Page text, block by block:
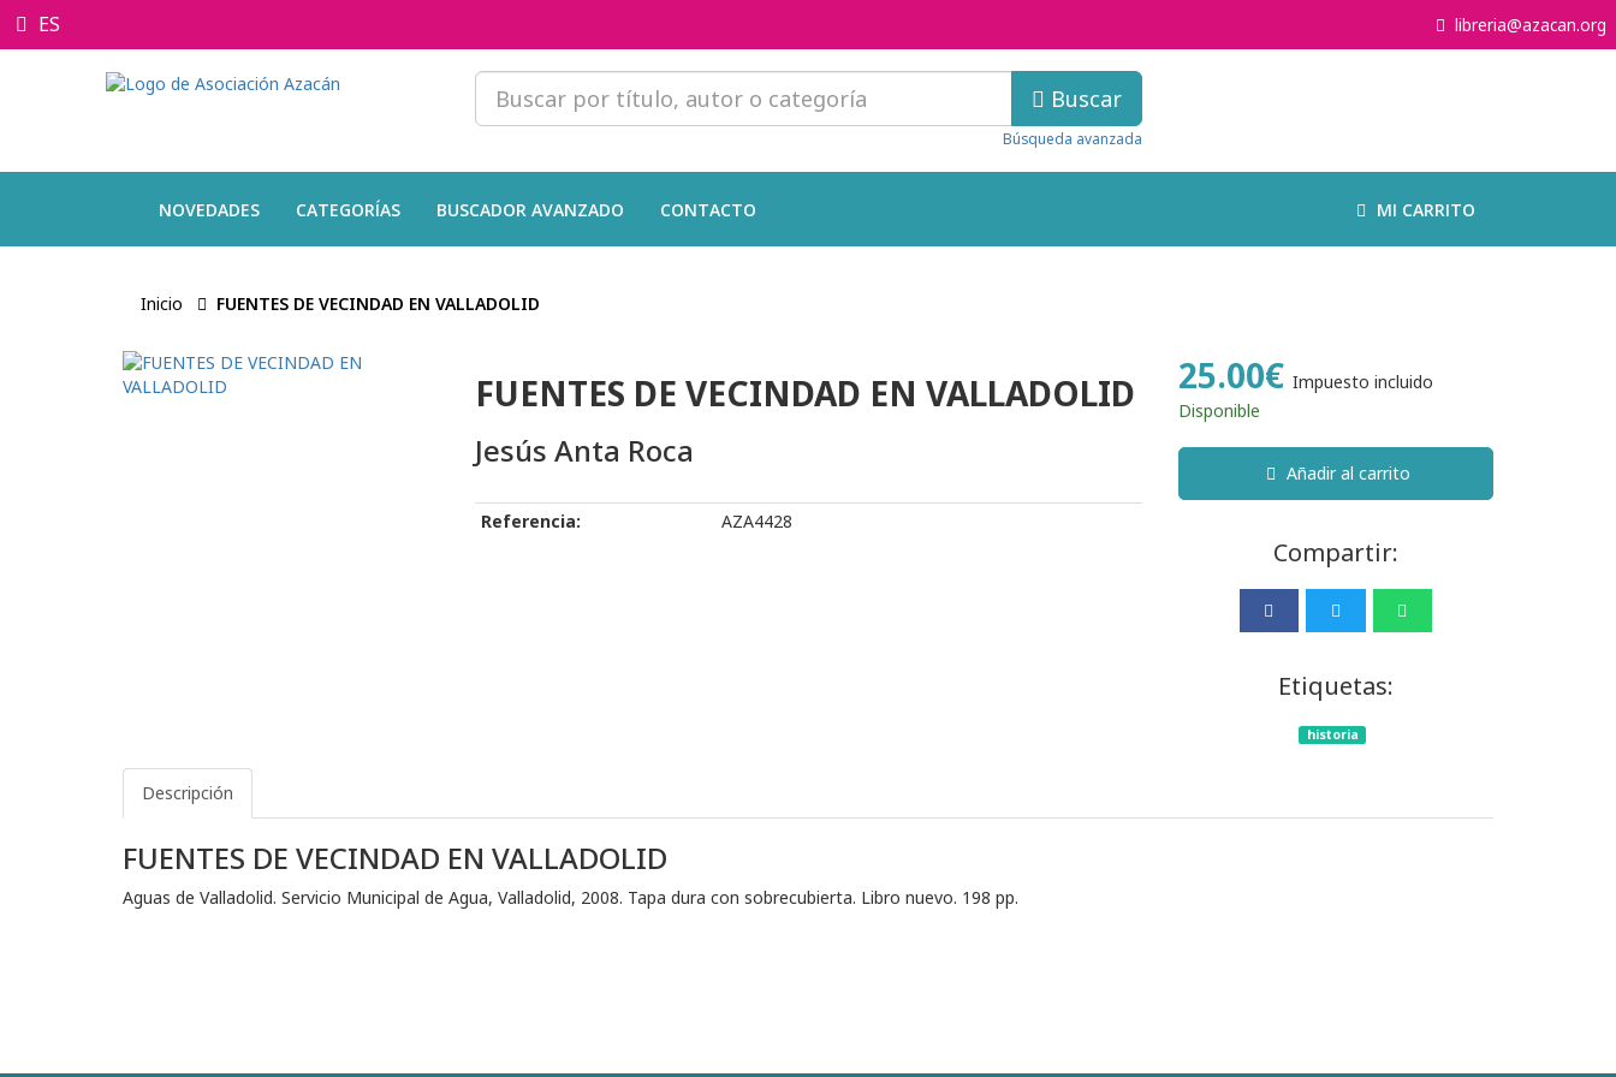
ES libreria@azacan.org
Buscar
Búsqueda avanzada
NOVEDADES CATEGORÍAS BUSCADOR AVANZADO CONTACTO MI CARRITO
Inicio FUENTES DE VECINDAD EN VALLADOLID
FUENTES DE VECINDAD EN VALLADOLID
Jesús Anta Roca
Referencia: AZA4428
25.00€ Impuesto incluido
Disponible
Añadir al carrito
Compartir:
Etiquetas:
historia
Descripción
FUENTES DE VECINDAD EN VALLADOLID
Aguas de Valladolid. Servicio Municipal de Agua, Valladolid, 2008. Tapa dura con sobrecubierta. Libro nuevo. 198 pp.